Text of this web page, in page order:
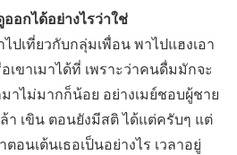
ออกได้อย่างไรว่าใช่
ปเที่ยวกับกลุ่มเพื่อน พาไปแฮงเอา
ขาเมาได้ที่ เพราะว่าคนดื่มมักจะ
าไม่มากก็น้อย อย่างเมย์ชอบผู้ชาย
า เขิน ตอนยังมีสติ ได้แต่ครับๆ แต่
อนเต้นเธอเป็นอย่างไร เวลาอยู่